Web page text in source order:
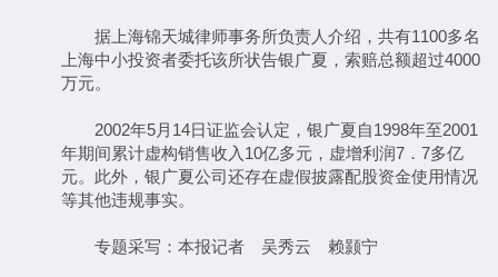
据上海锦天城律师事务所负责人介绍，共有1100多名
上海中小投资者委托该所状告银广夏，索赔总额超过4000
万元。
2002年5月14日证监会认定，银广夏自1998年至2001
年期间累计虚构销售收入10亿多元，虚增利润7．7多亿
元。此外，银广夏公司还存在虚假披露配股资金使用情况
等其他违规事实。
专题采写：本报记者 吴秀云 赖颢宁